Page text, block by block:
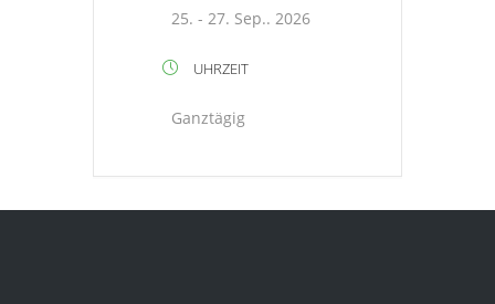
25. - 27. Sep.. 2026
UHRZEIT
Ganztägig